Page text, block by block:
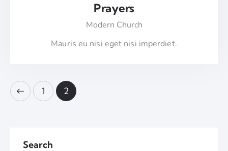
Prayers
Modern Church
Mauris eu nisi eget nisi imperdiet.
1 2
Search